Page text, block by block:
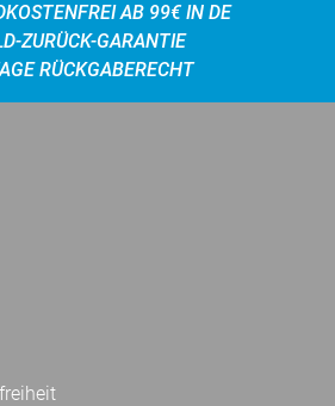
AB 99€ IN DE
ZURÜCK-GARANTIE
RÜCKGABERECHT